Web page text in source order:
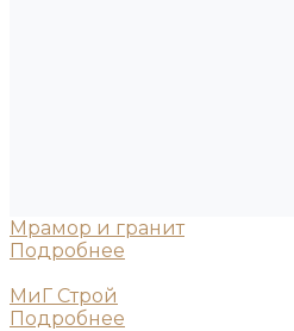
Мрамор и гранит
Подробнее
МиГ Строй
Подробнее